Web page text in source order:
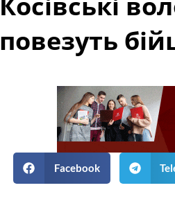
повезуть
Facebook